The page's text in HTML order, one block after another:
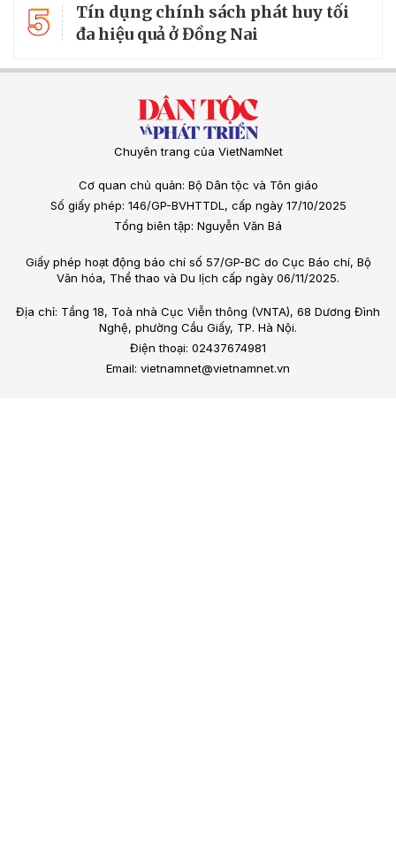
5
Tín dụng chính sách phát huy tối
đa hiệu quả ở Đồng Nai
Chuyên trang của VietNamNet
Cơ quan chủ quản: Bộ Dân tộc và Tôn giáo
Số giấy phép: 146/GP-BVHTTDL, cấp ngày 17/10/2025
Tổng biên tập: Nguyễn Văn Bá
Giấy phép hoạt động báo chí số 57/GP-BC do Cục Báo chí, Bộ
Văn hóa, Thể thao và Du lịch cấp ngày 06/11/2025.
Địa chỉ: Tầng 18, Toà nhà Cục Viễn thông (VNTA), 68 Dương Đình
Nghệ, phường Cầu Giấy, TP. Hà Nội.
Điện thoại: 02437674981
Email: vietnamnet@vietnamnet.vn